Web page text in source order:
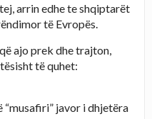
arrin edhe te shqiptarët
të Evropës.
ajo prek dhe trajton,
të quhet:
javor i dhjetëra